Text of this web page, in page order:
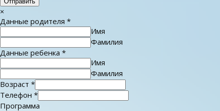
×
Данные родителя *
Имя
Фамилия
Данные ребенка *
Имя
Фамилия
Возраст *
Телефон *
Программа